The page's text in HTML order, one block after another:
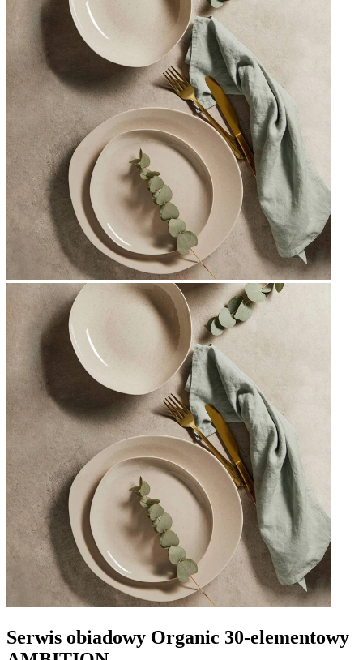
Serwis obiadowy Organic 30-elementowy